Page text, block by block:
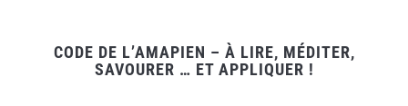
CODE DE L’AMAPIEN – À LIRE, MÉDITER,
SAVOURER … ET APPLIQUER !